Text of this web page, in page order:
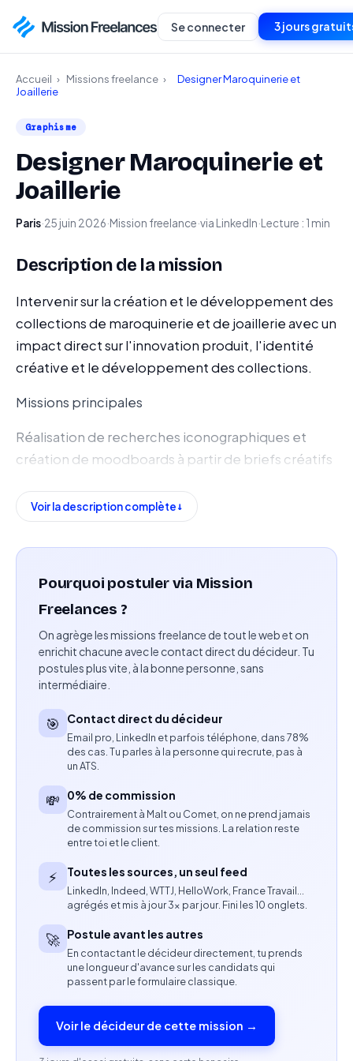
Se connecter 3 jours
Accueil › Missions freelance ›
Designer Maroquinerie et
Joaillerie
Graphisme
Designer Maroquinerie et
Joaillerie
Paris·25 juin 2026·Mission freelance·via LinkedIn·Lecture : 1 min
Description de la mission
Intervenir sur la création et le développement des
collections de maroquinerie et de joaillerie avec un
impact direct sur l'innovation produit, l'identité
créative et le développement des collections.
Missions principales
Réalisation de recherches iconographiques et
création de moodboards à partir de briefs créatifs
Conception de nouveaux modèles et
enrichissement des lignes existantes
Production de croquis, dessins techniques sous
maquettes artisanales
Création de prototypes physiques afin de tester
les volumes, proportions et détails des produits
Rédaction de fiches techniques destinées aux
ateliers de fabrication internes et externes
Préparation des documents de correction pour le
suivi et l'amélioration des prototypes
Coordination avec les équipes Collection et
Sourcing pour assurer le suivi des développements
présentation de l'avancement des projets
Veille sur les tendances, les techniques artisanales
et les innovations du secteur de la maroquinerie
Compétences attendues
Expertise en design de sacs et maroquinerie
Maîtrise des techniques de construction des
Voir la description complète
Pourquoi postuler via Mission
Freelances ?
On agrège les missions freelance de tout le web et on
enrichit chacune avec le contact direct du décideur. Tu
postules plus vite, à la bonne personne, sans
intermédiaire.
🎯 Contact direct du décideur
Email pro, LinkedIn et parfois téléphone, dans 78%
des cas. Tu parles à la personne qui recrute, pas à
un ATS.
💸 0% de commission
Contrairement à Malt ou Comet, on ne prend jamais
de commission sur tes missions. La relation reste
entre toi et le client.
⚡ Toutes les sources, un seul feed
LinkedIn, Indeed, WTTJ, HelloWork, France Travail…
agrégés et mis à jour 3× par jour. Fini les 10 onglets.
🚀 Postule avant les autres
En contactant le décideur directement, tu prends
une longueur d'avance sur les candidats qui
passent par le formulaire classique.
Voir le décideur de cette mission →